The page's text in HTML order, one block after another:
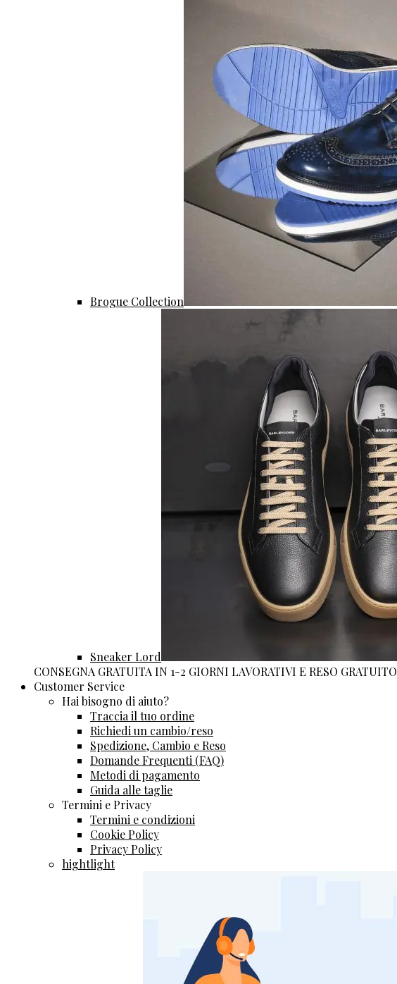
Brogue Collection
Sneaker Lord
CONSEGNA GRATUITA IN 1-2 GIORNI LAVORATIVI E RESO GRATUITO
Customer Service
Hai bisogno di aiuto?
Traccia il tuo ordine
Richiedi un cambio/reso
Spedizione, Cambio e Reso
Domande Frequenti (FAQ)
Metodi di pagamento
Guida alle taglie
Termini e Privacy
Termini e condizioni
Cookie Policy
Privacy Policy
hightlight